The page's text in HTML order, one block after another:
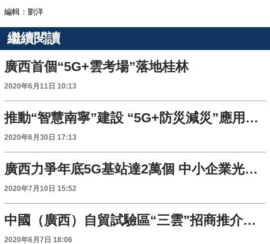
編輯：劉洋
繼續閱讀
廣西首個“5G+雲考場”落地桂林
2020年6月11日 10:13
推動“智慧南寧”建設 “5G+防災減災”應用徵集大賽正式啟動
2020年6月30日 17:13
廣西力爭年底5G基站達2萬個 中小企業光纖寬頻降費
2020年7月10日 15:52
中國（廣西）自貿試驗區“三雲”招商推介活動正式啟動 簽約項目達31項
2020年6月7日 18:06